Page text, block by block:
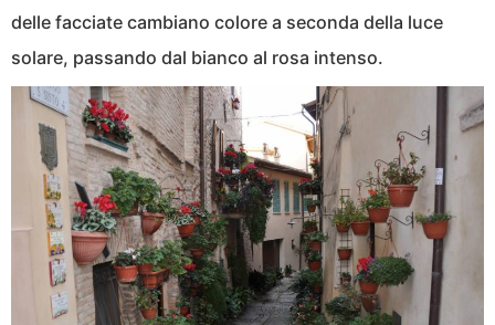
delle facciate cambiano colore a seconda della luce
solare, passando dal bianco al rosa intenso.